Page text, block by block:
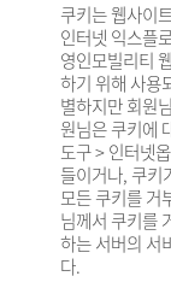
쿠키는 웹사이
인터넷 익스플
영인모빌리티
하기 위해 사용
별하지만 회원
원님은 쿠키에
도구 > 인터넷
들이거나, 쿠키
모든 쿠키를 거
님께서 쿠키를
하는 서버의 서
다.